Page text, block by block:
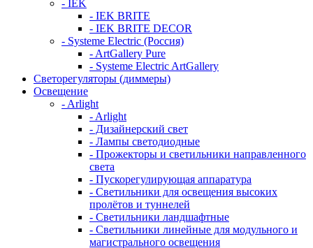
- IEK
- IEK BRITE
- IEK BRITE DECOR
- Systeme Electric (Россия)
- ArtGallery Pure
- Systeme Electric ArtGallery
Светорегуляторы (диммеры)
Освещение
- Arlight
- Arlight
- Дизайнерский свет
- Лампы светодиодные
- Прожекторы и светильники направленного
света
- Пускорегулирующая аппаратура
- Светильники для освещения высоких
пролётов и туннелей
- Светильники ландшафтные
- Светильники линейные для модульного и
магистрального освещения